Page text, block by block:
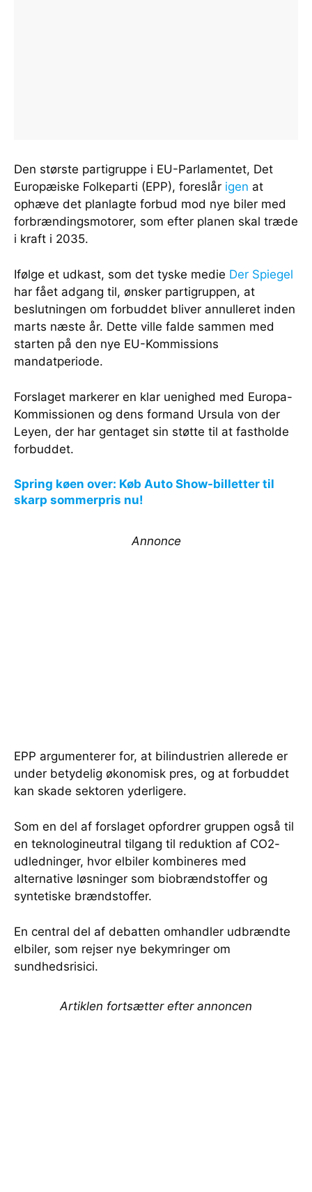
Den største partigruppe i EU-Parlamentet, Det
Europæiske Folkeparti (EPP), foreslår igen at
ophæve det planlagte forbud mod nye biler med
forbrændingsmotorer, som efter planen skal træde
i kraft i 2035.
Ifølge et udkast, som det tyske medie Der Spiegel
har fået adgang til, ønsker partigruppen, at
beslutningen om forbuddet bliver annulleret inden
marts næste år. Dette ville falde sammen med
starten på den nye EU-Kommissions
mandatperiode.
Forslaget markerer en klar uenighed med Europa-
Kommissionen og dens formand Ursula von der
Leyen, der har gentaget sin støtte til at fastholde
forbuddet.
Spring køen over: Køb Auto Show-billetter til
skarp sommerpris nu!
Annonce
EPP argumenterer for, at bilindustrien allerede er
under betydelig økonomisk pres, og at forbuddet
kan skade sektoren yderligere.
Som en del af forslaget opfordrer gruppen også til
en teknologineutral tilgang til reduktion af CO2-
udledninger, hvor elbiler kombineres med
alternative løsninger som biobrændstoffer og
syntetiske brændstoffer.
En central del af debatten omhandler udbrændte
elbiler, som rejser nye bekymringer om
sundhedsrisici.
Artiklen fortsætter efter annoncen